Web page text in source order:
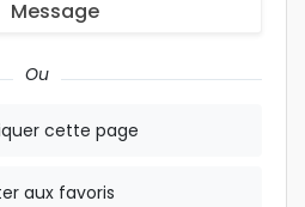
Message
Ou
cette page
aux favoris